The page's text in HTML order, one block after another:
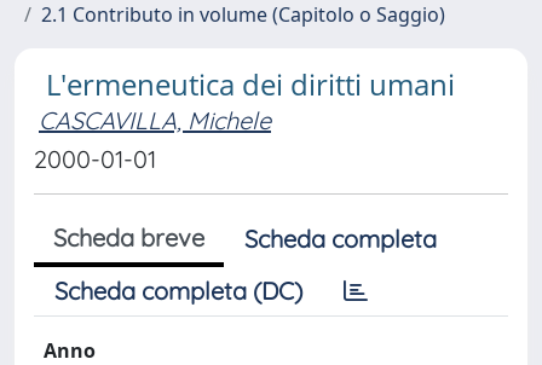
2.1 Contributo in volume (Capitolo o Saggio)
L'ermeneutica dei diritti umani
CASCAVILLA, Michele
2000-01-01
Scheda breve
Scheda completa
Scheda completa (DC)
Anno